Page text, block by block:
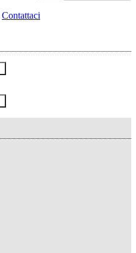
Contattaci